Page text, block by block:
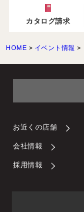
カタログ請求
HOME > イベント情報 >
お近くの店舗
会社情報
採用情報